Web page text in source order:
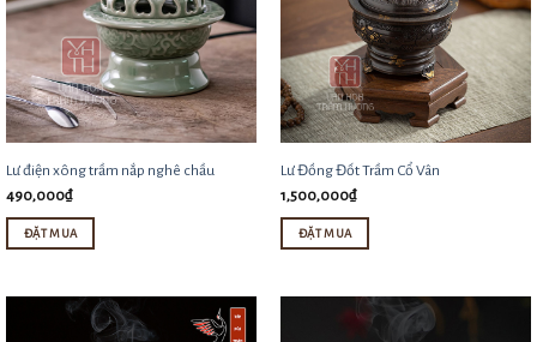
thể.
tùy
chọn
có
thể
được
chọn
Lư điện xông trầm nắp nghê chầu
490,000₫
ĐẶT MUA
phẩm
Lư Đồng Đốt Trầm Cổ Vân
1,500,000₫
ĐẶT MUA